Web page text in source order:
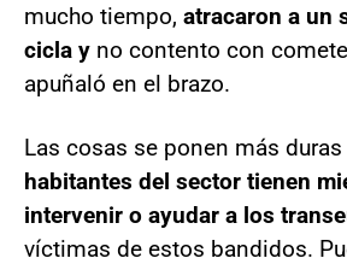
mucho tiempo, atracaron a un
cicla y no contento con
apuñaló en el brazo.
Las cosas se ponen más
habitantes del sector tienen
intervenir o ayudar a los
víctimas de estos bandidos.